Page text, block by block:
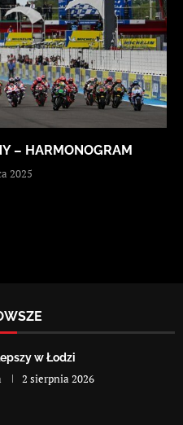
– HARMONOGRAM
2025
w Łodzi
2 sierpnia 2026